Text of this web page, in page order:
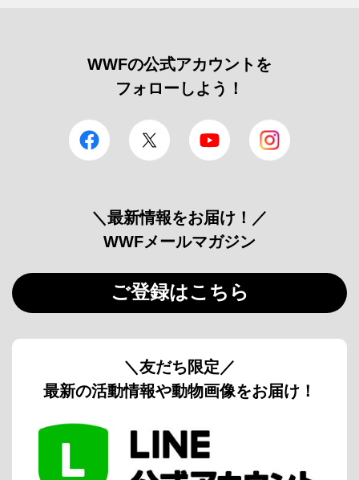
WWFの公式アカウントを
フォローしよう！
facebook Twitter YouTube
＼最新情報をお届け！／
WWFメールマガジン
ご登録はこちら
＼友だち限定／
最新の活動情報や動物画像をお届け！